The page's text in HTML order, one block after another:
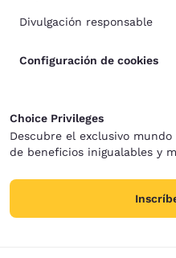
Divulgación responsable
Configuración de cookies
Choice Privileges
Descubre el exclusivo
de beneficios inigualables y